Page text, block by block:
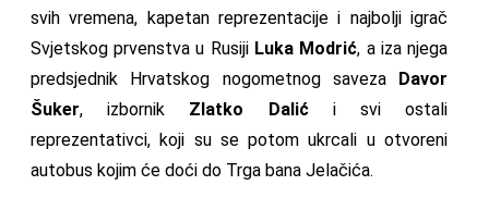
svih vremena, kapetan reprezentacije i najbolji igrač
Svjetskog prvenstva u Rusiji Luka Modrić, a iza njega
predsjednik Hrvatskog nogometnog saveza
Davor
Šuker, izbornik Zlatko Dalići svi ostali
reprezentativci, koji su se potom ukrcali u otvoreni
autobus kojim će doći do Trga bana Jelačića.